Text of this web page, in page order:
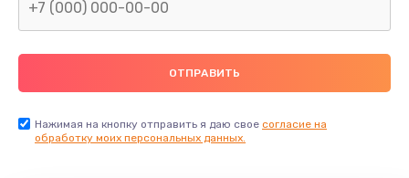
Ремонт после залития
Заказать
1400 руб.
Нажимая на кнопку отправить я даю свое согласие на
обработку моих персональных данных.